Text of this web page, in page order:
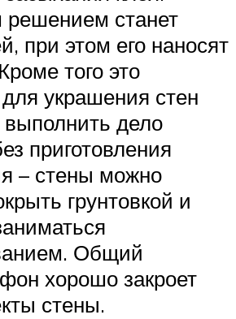
станет
при этом его наносят
того это
украшения стен
выполнить дело
приготовления
– стены можно
грунтовкой и
Общий
хорошо закроет
стены.